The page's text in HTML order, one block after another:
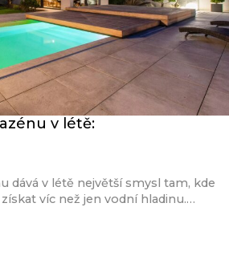
v létě:
dává v létě největší smysl tam, kde
víc než jen vodní hladinu.…